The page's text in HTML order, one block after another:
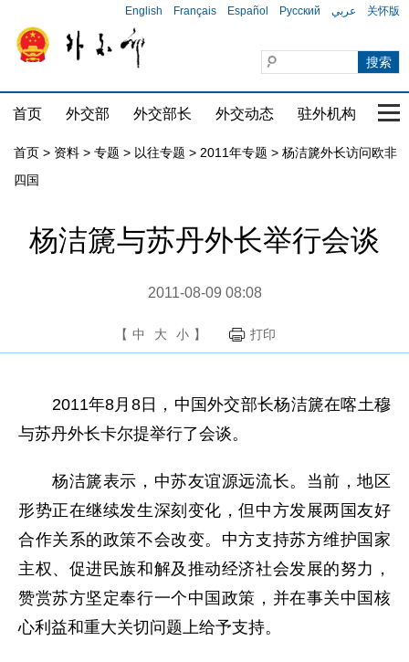
English Français Español Русский عربي 关怀版
首页 外交部 外交部长 外交动态 驻外机构 国
首页 > 资料 > 专题 > 以往专题 > 2011年专题 > 杨洁篪外长访问欧非
四国
杨洁篪与苏丹外长举行会谈
2011-08-09 08:08
【 中 大 小 】 打印
2011年8月8日，中国外交部长杨洁篪在喀土穆
与苏丹外长卡尔提举行了会谈。
杨洁篪表示，中苏友谊源远流长。当前，地区
形势正在继续发生深刻变化，但中方发展两国友好
合作关系的政策不会改变。中方支持苏方维护国家
主权、促进民族和解及推动经济社会发展的努力，
赞赏苏方坚定奉行一个中国政策，并在事关中国核
心利益和重大关切问题上给予支持。